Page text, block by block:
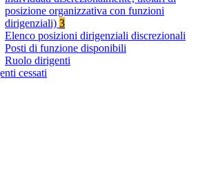
posizione organizzativa con funzioni
dirigenziali) 3
Elenco posizioni dirigenziali discrezionali
Posti di funzione disponibili
Ruolo dirigenti
cessati